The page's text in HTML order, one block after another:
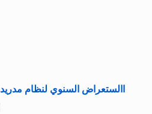
االستعراض السنوي لنظام مدريد 2021 – المعالم الرئيسية